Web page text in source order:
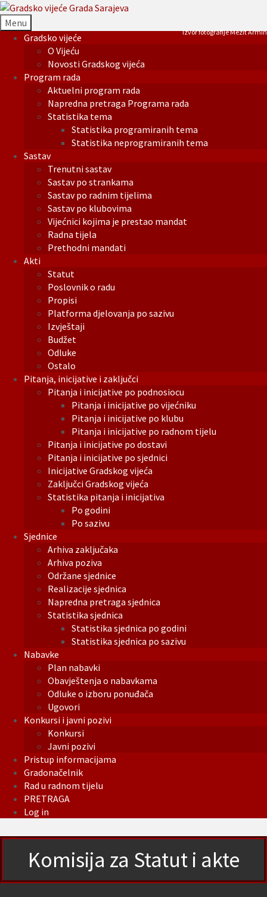
Menu
Gradsko vijeće
O Vijeću
Novosti Gradskog vijeća
Program rada
Aktuelni program rada
Napredna pretraga Programa rada
Statistika tema
Statistika programiranih tema
Statistika neprogramiranih tema
Sastav
Trenutni sastav
Sastav po strankama
Sastav po radnim tijelima
Sastav po klubovima
Vijećnici kojima je prestao mandat
Radna tijela
Prethodni mandati
Akti
Statut
Poslovnik o radu
Propisi
Platforma djelovanja po sazivu
Izvještaji
Budžet
Odluke
Ostalo
Pitanja, inicijative i zaključci
Pitanja i inicijative po podnosiocu
Pitanja i inicijative po vijećniku
Pitanja i inicijative po klubu
Pitanja i inicijative po radnom tijelu
Pitanja i inicijative po dostavi
Pitanja i inicijative po sjednici
Inicijative Gradskog vijeća
Zaključci Gradskog vijeća
Statistika pitanja i inicijativa
Po godini
Po sazivu
Sjednice
Arhiva zaključaka
Arhiva poziva
Održane sjednice
Realizacije sjednica
Napredna pretraga sjednica
Statistika sjednica
Statistika sjednica po godini
Statistika sjednica po sazivu
Nabavke
Plan nabavki
Obavještenja o nabavkama
Odluke o izboru ponuđača
Ugovori
Konkursi i javni pozivi
Konkursi
Javni pozivi
Pristup informacijama
Gradonačelnik
Rad u radnom tijelu
PRETRAGA
Log in
Izvor fotografije Mezit Armin
Komisija za Statut i akte